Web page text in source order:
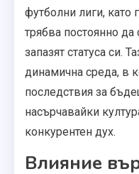
футболни лиги, като
трябва постоянно да
запазят статуса си.
динамична среда, в
последствия за
насърчавайки
конкурентен дух.
Влияние